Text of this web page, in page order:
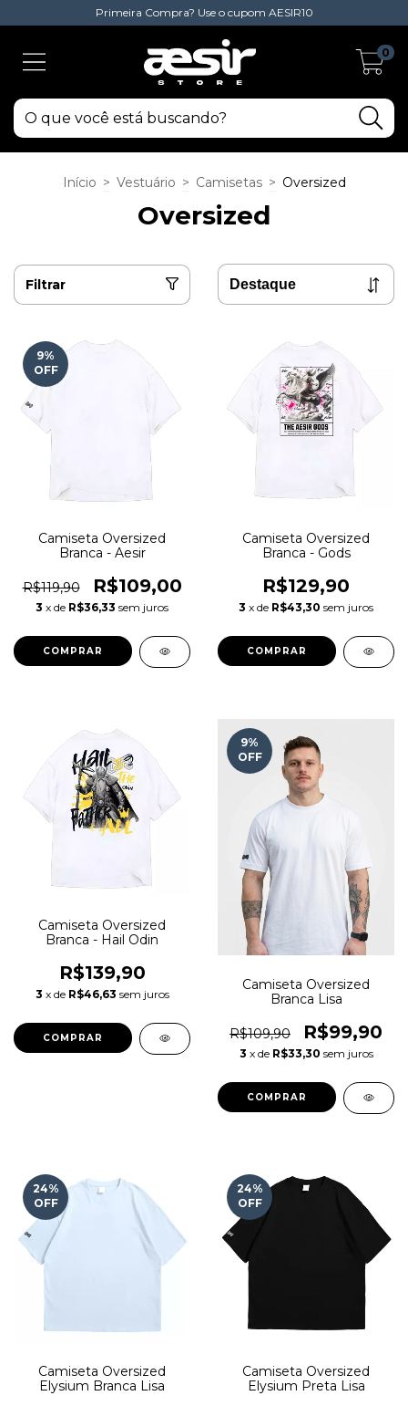
Primeira Compra? Use o cupom AESIR10
0
Início > Vestuário > Camisetas > Oversized
Oversized
Filtrar
9%
OFF
Camiseta Oversized
Branca - Aesir
R$119,90 R$109,00
3 x de R$36,33 sem juros
COMPRAR
Camiseta Oversized
Branca - Gods
R$129,90
3 x de R$43,30 sem juros
COMPRAR
Camiseta Oversized
Branca - Hail Odin
R$139,90
3 x de R$46,63 sem juros
COMPRAR
9%
OFF
Camiseta Oversized
Branca Lisa
R$109,90 R$99,90
3 x de R$33,30 sem juros
COMPRAR
24%
OFF
Camiseta Oversized
Elysium Branca Lisa
24%
OFF
Camiseta Oversized
Elysium Preta Lisa